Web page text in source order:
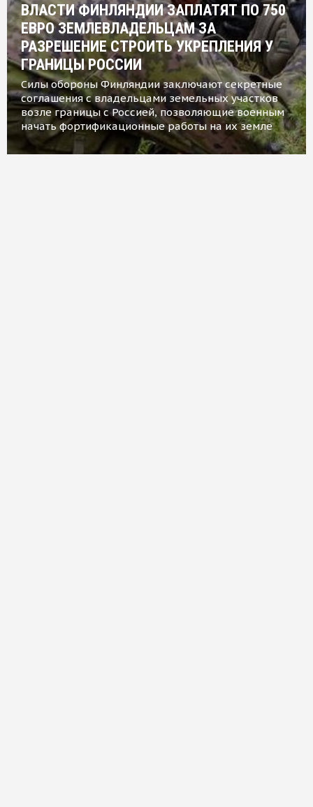
ВЛАСТИ ФИНЛЯНДИИ ЗАПЛАТЯТ ПО 750
ЕВРО ЗЕМЛЕВЛАДЕЛЬЦАМ ЗА
РАЗРЕШЕНИЕ СТРОИТЬ УКРЕПЛЕНИЯ У
ГРАНИЦЫ РОССИИ
Силы обороны Финляндии заключают секретные
соглашения с владельцами земельных участков
возле границы с Россией, позволяющие военным
начать фортификационные работы на их земле